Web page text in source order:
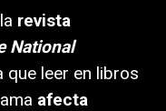
revista
National
que leer en libros
afecta